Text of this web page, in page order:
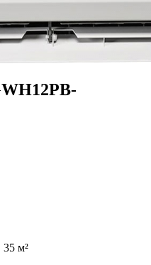
35 м²